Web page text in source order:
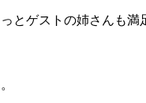
とゲストの姉さんも満